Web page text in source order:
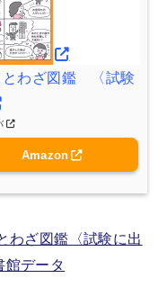
わざ図鑑 〈試験
Amazon
わざ図鑑〈試験に出
館データ